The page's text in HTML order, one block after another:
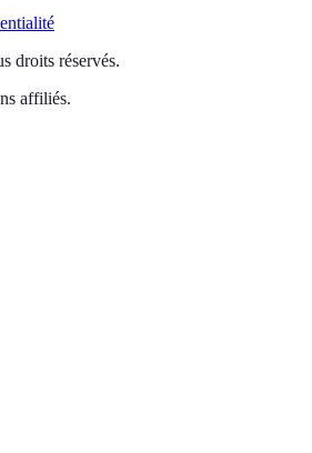
droits réservés.
affiliés.